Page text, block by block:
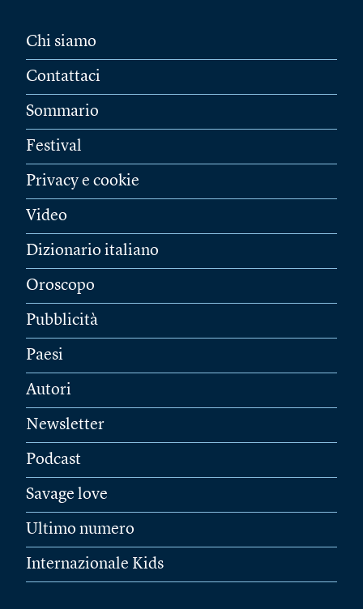
Chi siamo
Contattaci
Sommario
Festival
Privacy e cookie
Video
Dizionario italiano
Oroscopo
Pubblicità
Paesi
Autori
Newsletter
Podcast
Savage love
Ultimo numero
Internazionale Kids